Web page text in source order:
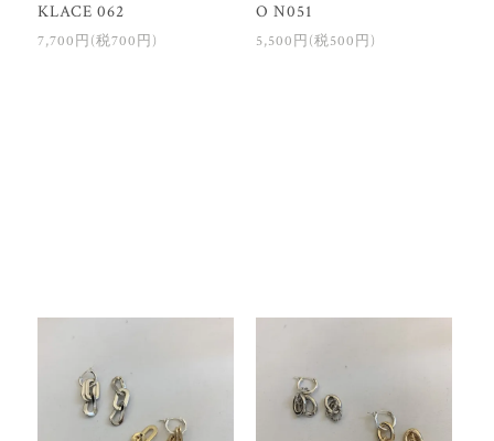
KLACE 062
7,700円(税700円)
O N051
5,500円(税500円)